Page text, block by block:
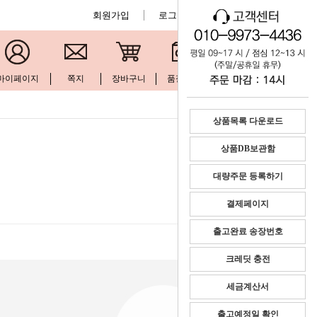
회원가입 로그인 공지사항
이페이지 쪽지 장바구니 품절현황 문의하기
상품목록 다운로드
상품DB보관함
대량주문 등록하기
결제페이지
출고완료 송장번호
크레딧 충전
세금계산서
출고예정일 확인